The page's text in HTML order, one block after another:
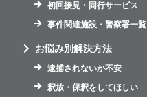
初回接見・同行サービス
事件関連施設・警察署一覧
お悩み別解決方法
逮捕されないか不安
釈放・保釈をしてほしい